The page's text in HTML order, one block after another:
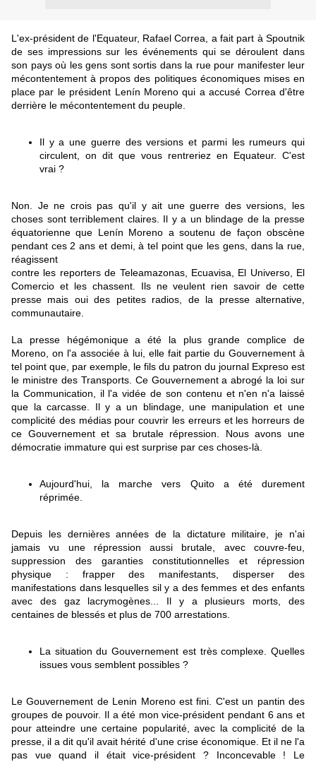
L'ex-président de l'Equateur, Rafael Correa, a fait part à Spoutnik
de ses impressions sur les événements qui se déroulent dans
son pays où les gens sont sortis dans la rue pour manifester leur
mécontentement à propos des politiques économiques mises en
place par le président Lenín Moreno qui a accusé Correa d'être
derrière le mécontentement du peuple.
Il y a une guerre des versions et parmi les rumeurs qui
circulent, on dit que vous rentreriez en Equateur. C'est
vrai ?
Non. Je ne crois pas qu'il y ait une guerre des versions, les
choses sont terriblement claires. Il y a un blindage de la presse
équatorienne que Lenín Moreno a soutenu de façon obscène
pendant ces 2 ans et demi, à tel point que les gens, dans la rue,
réagissent
contre les reporters de Teleamazonas, Ecuavisa, El Universo, El
Comercio et les chassent. Ils ne veulent rien savoir de cette
presse mais oui des petites radios, de la presse alternative,
communautaire.
La presse hégémonique a été la plus grande complice de
Moreno, on l'a associée à lui, elle fait partie du Gouvernement à
tel point que, par exemple, le fils du patron du journal Expreso est
le ministre des Transports. Ce Gouvernement a abrogé la loi sur
la Communication, il l'a vidée de son contenu et n'en n'a laissé
que la carcasse. Il y a un blindage, une manipulation et une
complicité des médias pour couvrir les erreurs et les horreurs de
ce Gouvernement et sa brutale répression. Nous avons une
démocratie immature qui est surprise par ces choses-là.
Aujourd'hui, la marche vers Quito a été durement
réprimée.
Depuis les dernières années de la dictature militaire, je n'ai
jamais vu une répression aussi brutale, avec couvre-feu,
suppression des garanties constitutionnelles et répression
physique : frapper des manifestants, disperser des
manifestations dans lesquelles sil y a des femmes et des enfants
avec des gaz lacrymogènes... Il y a plusieurs morts, des
centaines de blessés et plus de 700 arrestations.
La situation du Gouvernement est très complexe. Quelles
issues vous semblent possibles ?
Le Gouvernement de Lenin Moreno est fini. C'est un pantin des
groupes de pouvoir. Il a été mon vice-président pendant 6 ans et
pour atteindre une certaine popularité, avec la complicité de la
presse, il a dit qu'il avait hérité d'une crise économique. Et il ne l'a
pas vue quand il était vice-président ? Inconcevable ! Le